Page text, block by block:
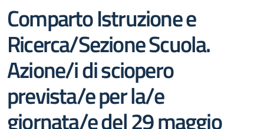
Comparto Istruzione e
Ricerca/Sezione Scuola.
Azione/i di sciopero
prevista/e per la/e
giornata/e del 29 maggio